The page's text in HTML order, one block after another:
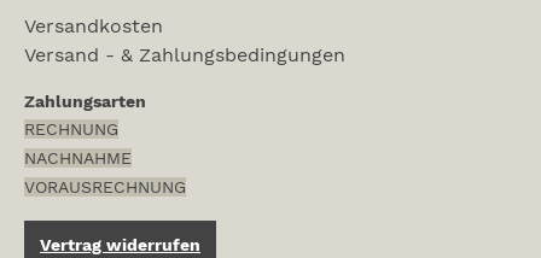
Versandkosten
Versand - & Zahlungsbedingungen
Zahlungsarten
RECHNUNG
NACHNAHME
VORAUSRECHNUNG
Vertrag widerrufen